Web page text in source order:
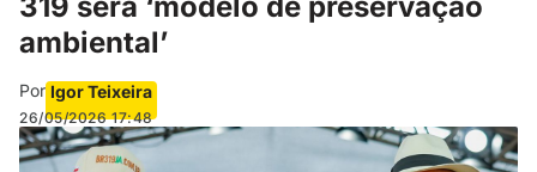
ambiental’
Por Igor Teixeira
26/05/2026 17:48